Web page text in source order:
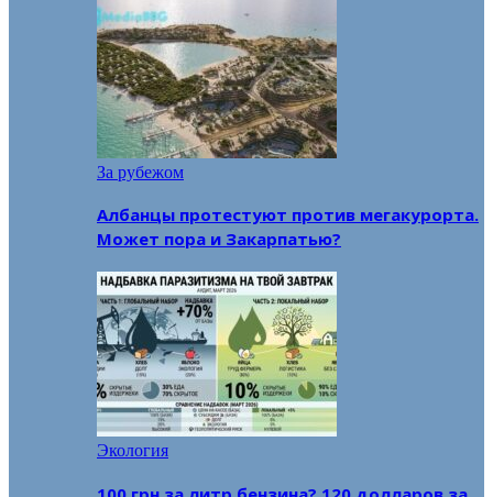
За рубежом
Албанцы протестуют против мегакурорта.
Может пора и Закарпатью?
Экология